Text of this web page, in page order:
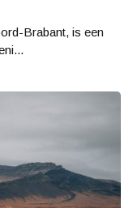
Brabant, is een